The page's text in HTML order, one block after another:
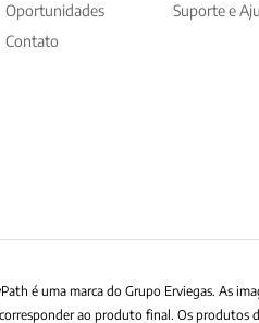
Oportunidades
Contato
Suporte e
é uma marca do Grupo Erviegas. As
ao produto final. Os produtos